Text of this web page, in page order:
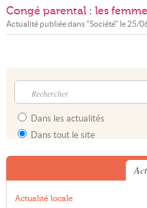
Congé parental : les
Actualité publiée dans "Société" le 25/
Dans les actualités
Dans tout le site
Actualité locale